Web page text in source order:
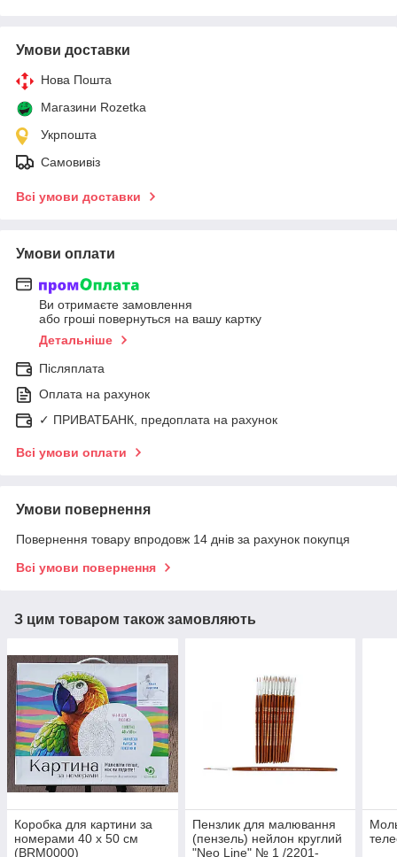
Умови доставки
Нова Пошта
Магазини Rozetka
Укрпошта
Самовивіз
Всі умови доставки
Умови оплати
Ви отримаєте замовлення
або гроші повернуться на вашу картку
Детальніше
Післяплата
Оплата на рахунок
✓ ПРИВАТБАНК, предоплата на рахунок
Всі умови оплати
Умови повернення
Повернення товару впродовж 14 днів за рахунок покупця
Всі умови повернення
З цим товаром також замовляють
Коробка для картини за
номерами 40 х 50 см
(BRM0000)
Пензлик для малювання
(пензель) нейлон круглий
"Neo Line" № 1 /2201-